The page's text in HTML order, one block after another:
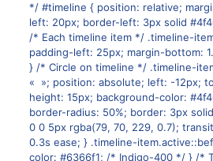
*/ #timeline { position: relative;
left: 20px; border-left: 3px solid
/* Each timeline item */ .timeline-
padding-left: 25px; margin-bottom:
} /* Circle on timeline */ .timeline-
« »; position: absolute; left: -12px;
height: 15px; background-color:
border-radius: 50%; border: 3px
0 0 5px rgba(79, 70, 229, 0.7);
0.3s ease; } .timeline-
color: #6366f1; /* Indigo-400 */ } /*